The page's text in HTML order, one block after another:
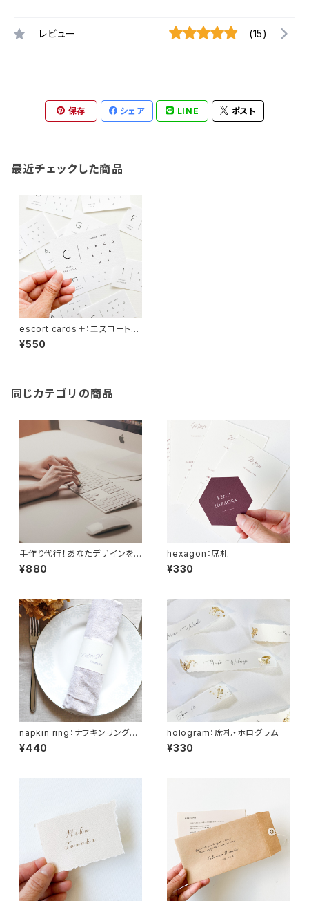
レビュー (15)
保存 シェア LINE ポスト
最近チェックした商品
escort cards＋：エスコートカ
ード・ネーム
¥550
同じカテゴリの商品
手作り代行！あなたデザインを
形に：any items♡
¥880
hexagon：席札
¥330
napkin ring：ナフキンリング
席札・メニュー
¥440
hologram：席札・ホログラム
¥330